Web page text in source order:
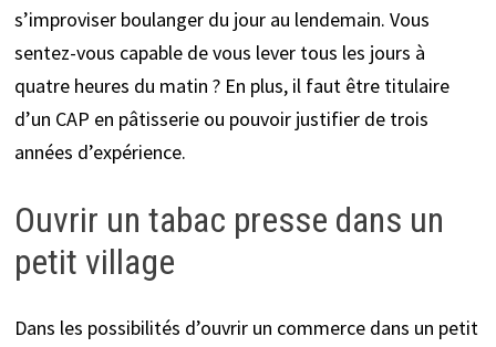
s’improviser boulanger du jour au lendemain. Vous
sentez-vous capable de vous lever tous les jours à
quatre heures du matin ? En plus, il faut être titulaire
d’un CAP en pâtisserie ou pouvoir justifier de trois
années d’expérience.
Ouvrir un tabac presse dans un
petit village
Dans les possibilités d’ouvrir un commerce dans un petit